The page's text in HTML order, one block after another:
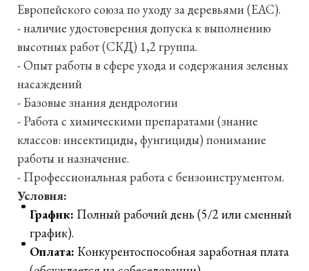
Европейского союза по уходу за деревьями (EAC).
- наличие удостоверения допуска к выполнению
высотных работ (СКД) 1,2 группа.
- Опыт работы в сфере ухода и содержания зеленых
насаждений
- Базовые знания дендрологии
- Работа с химическими препаратами (знание
классов: инсектициды, фунгициды) понимание
работы и назначение.
- Профессиональная работа с бензоинструментом.
Условия:
График: Полный рабочий день (5/2 или сменный
график).
Оплата: Конкурентоспособная заработная плата